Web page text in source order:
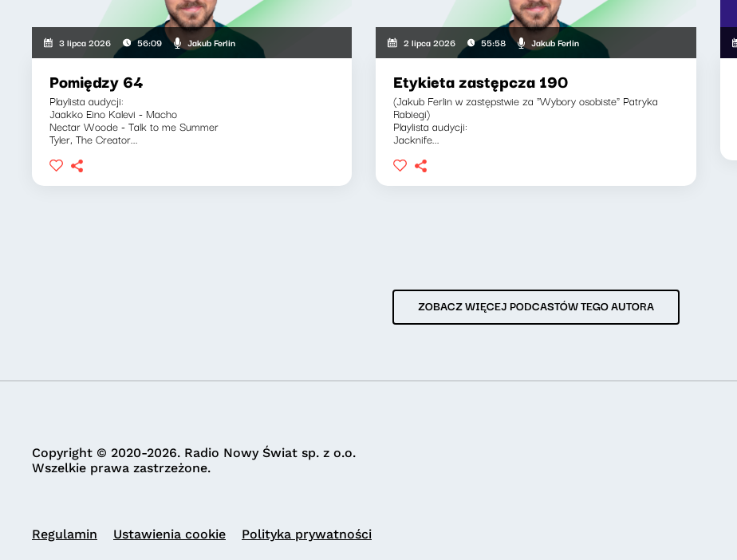
3 lipca 2026 56:09 Jakub Ferlin
Pomiędzy 64
Playlista audycji:
Jaakko Eino Kalevi - Macho
Nectar Woode - Talk to me Summer
Tyler, The Creator...
2 lipca 2026 55:58 Jakub Ferlin
Etykieta zastępcza 190
(Jakub Ferlin w zastępstwie za "Wybory osobiste" Patryka
Rabiegi)
Playlista audycji:
Jacknife...
ZOBACZ WIĘCEJ PODCASTÓW TEGO AUTORA
Copyright © 2020-2026. Radio Nowy Świat sp. z o.o.
Wszelkie prawa zastrzeżone.
Regulamin Ustawienia cookie Polityka prywatności